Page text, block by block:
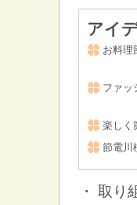
アイ
お料理
ファッ
楽しく
節電川
・ 取